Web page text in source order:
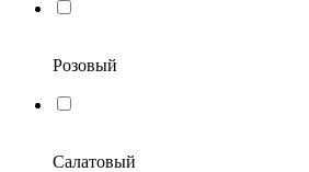
Розовый
Салатовый